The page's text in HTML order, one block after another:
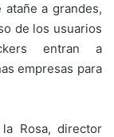
a grandes,
de los usuarios
entran a
empresas para
Rosa, director